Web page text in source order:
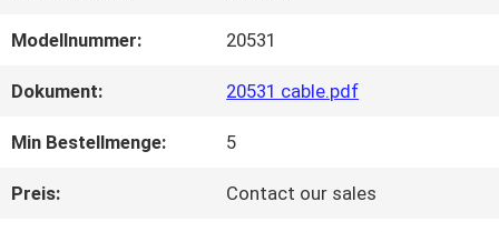
WERKSBESICHTIGUNG
QUALITÄTSKONTROLLE
KONTAKT
Modellnummer: 20531
Dokument: 20531 cable.pdf
Min Bestellmenge: 5
Preis: Contact our sales